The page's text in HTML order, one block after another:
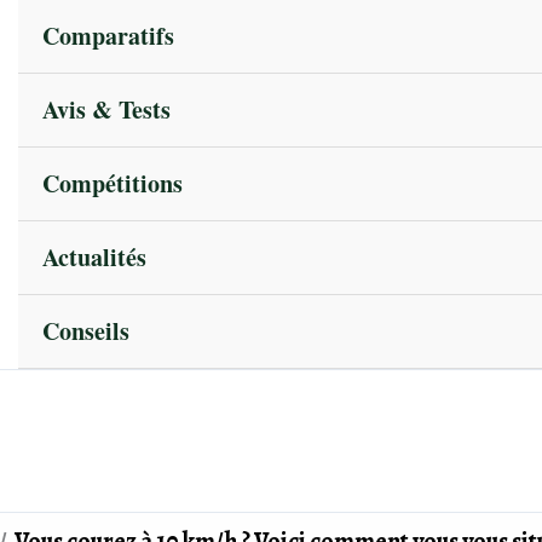
Comparatifs
Avis & Tests
Compétitions
Actualités
Conseils